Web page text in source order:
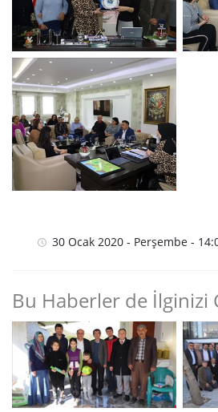
30 Ocak 2020 - Perşembe -
Bu Haberler de İlginizi